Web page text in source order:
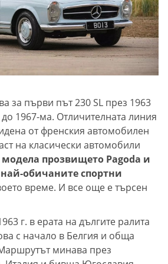
за първи път 230 SL през 1963
1967-ма. Отличителната линия
от френския автомобилен
на класически автомобили
прозвището Pagoda и
обичаните спортни
време. И все още е търсен
г. в ерата на дългите ралита
с начало в Белгия и обща
минава през